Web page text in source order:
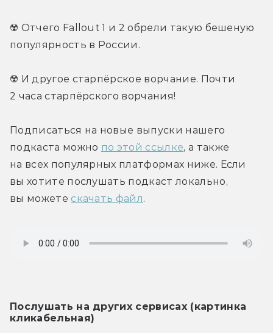
☢️ Отчего Fallout 1 и 2 обрели такую бешеную
популярность в России.
☢️ И другое старпёрское ворчание. Почти
2 часа старпёрского ворчания!
Подписаться на новые выпуски нашего
подкаста можно по этой ссылке, а также
на всех популярных платформах ниже. Если
вы хотите послушать подкаст локально,
вы можете скачать файл.
Послушать на других сервисах (картинка
кликабельная)